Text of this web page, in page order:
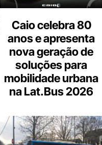
Caio celebra 80
anos e apresenta
nova geração de
soluções para
mobilidade urbana
na Lat.Bus 2026